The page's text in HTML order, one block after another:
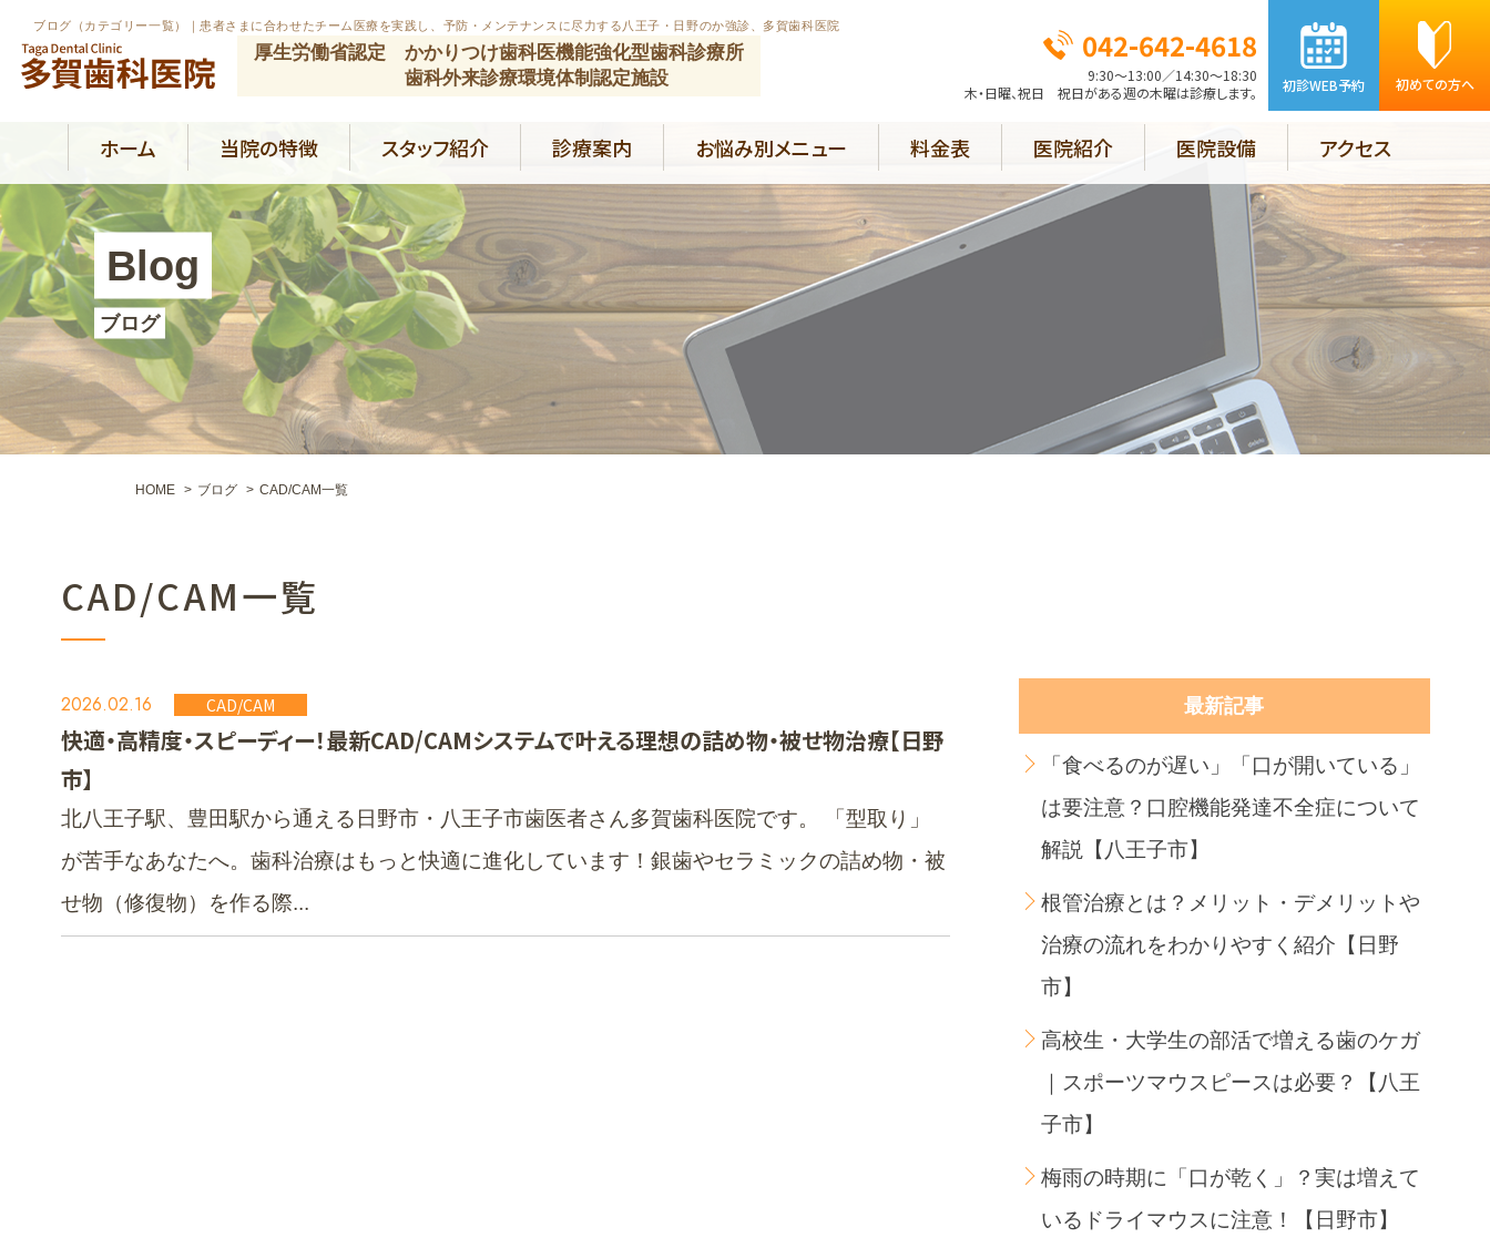
ブログ（カテゴリー一覧）｜患者さまに合わせたチーム医療を実践し、予防・メンテナンスに尽力する八王子・日野のか強診、多賀歯科医院
厚生労働省認定 かかりつけ歯科医機能強化型歯科診療所
歯科外来診療環境体制認定施設
042-642-4618
9:30～13:00／14:30～18:30
木・日曜、祝日 祝日がある週の木曜は診療します。
初診WEB予約 初めての方へ
ホーム 当院の特徴 スタッフ紹介 診療案内 お悩み別メニュー 料金表 医院紹介 医院設備 アクセス
Blog
ブログ
HOME ブログ CAD/CAM一覧
CAD/CAM一覧
2026.02.16 CAD/CAM
快適・高精度・スピーディー！最新CAD/CAMシステムで叶える理想の詰め物・被せ物治療【日野
市】
北八王子駅、豊田駅から通える日野市・八王子市歯医者さん多賀歯科医院です。 「型取り」
が苦手なあなたへ。歯科治療はもっと快適に進化しています！銀歯やセラミックの詰め物・被
せ物（修復物）を作る際...
最新記事
「食べるのが遅い」「口が開いている」
は要注意？口腔機能発達不全症について
解説【八王子市】
根管治療とは？メリット・デメリットや
治療の流れをわかりやすく紹介【日野
市】
高校生・大学生の部活で増える歯のケガ
｜スポーツマウスピースは必要？【八王
子市】
梅雨の時期に「口が乾く」？実は増えて
いるドライマウスに注意！【日野市】